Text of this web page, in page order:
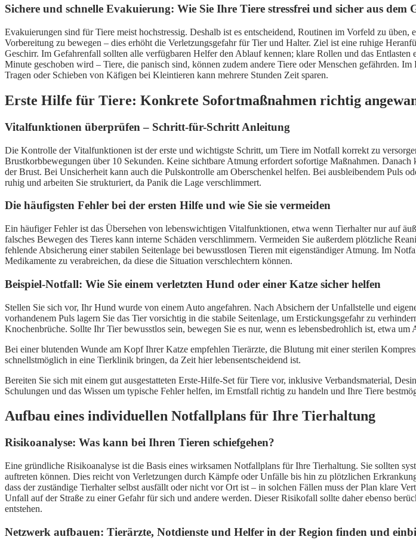
Sichere und schnelle Evakuierung: Wie Sie Ihre Tiere stressfrei und sicher aus dem
Evakuierungen sind für Tiere meist hochstressig. Deshalb ist es entscheidend, Routinen im Vorfeld zu
Vorbereitung zu bewegen – dies erhöht die Verletzungsgefahr für Tier und Halter. Ziel ist eine ruhige
Geschirr. Im Gefahrenfall sollten alle verfügbaren Helfer den Ablauf kennen; klare Rollen und das
Minute geschoben wird – Tiere, die panisch sind, können zudem andere Tiere oder Menschen gefährden.
Tragen oder Schieben von Käfigen bei Kleintieren kann mehrere Stunden Zeit sparen.
Erste Hilfe für Tiere: Konkrete Sofortmaßnahmen richtig
Vitalfunktionen überprüfen – Schritt-für-Schritt Anleitung
Die Kontrolle der Vitalfunktionen ist der erste und wichtigste Schritt, um Tiere im Notfall korrekt zu
Brustkorbbewegungen über 10 Sekunden. Keine sichtbare Atmung erfordert sofortige Maßnahmen.
der Brust. Bei Unsicherheit kann auch die Pulskontrolle am Oberschenkel helfen. Bei ausbleibendem
ruhig und arbeiten Sie strukturiert, da Panik die Lage verschlimmert.
Die häufigsten Fehler bei der ersten Hilfe und wie Sie sie vermeiden
Ein häufiger Fehler ist das Übersehen von lebenswichtigen Vitalfunktionen, etwa wenn Tierhalter nur auf
falsches Bewegen des Tieres kann interne Schäden verschlimmern. Vermeiden Sie außerdem plötzliche
fehlende Absicherung einer stabilen Seitenlage bei bewusstlosen Tieren mit eigenständiger Atmung. Im
Medikamente zu verabreichen, da diese die Situation verschlechtern können.
Beispiel-Notfall: Wie Sie einem verletzten Hund oder einer Katze sicher helfen
Stellen Sie sich vor, Ihr Hund wurde von einem Auto angefahren. Nach Absichern der Unfallstelle und
vorhandenem Puls lagern Sie das Tier vorsichtig in die stabile Seitenlage, um Erstickungsgefahr zu
Knochenbrüche. Sollte Ihr Tier bewusstlos sein, bewegen Sie es nur, wenn es lebensbedrohlich ist, etwa um
Bei einer blutenden Wunde am Kopf Ihrer Katze empfehlen Tierärzte, die Blutung mit einer sterilen
schnellstmöglich in eine Tierklinik bringen, da Zeit hier lebensentscheidend ist.
Bereiten Sie sich mit einem gut ausgestatteten Erste-Hilfe-Set für Tiere vor, inklusive Verbandsmaterial,
Schulungen und das Wissen um typische Fehler helfen, im Ernstfall richtig zu handeln und Ihre Tiere
Aufbau eines individuellen Notfallplans für Ihre Tierhaltung
Risikoanalyse: Was kann bei Ihren Tieren schiefgehen?
Eine gründliche Risikoanalyse ist die Basis eines wirksamen Notfallplans für Ihre Tierhaltung. Sie sollten
auftreten können. Dies reicht von Verletzungen durch Kämpfe oder Unfälle bis hin zu plötzlichen
dass der zuständige Tierhalter selbst ausfällt oder nicht vor Ort ist – in solchen Fällen muss der Plan klare
Unfall auf der Straße zu einer Gefahr für sich und andere werden. Dieser Risikofall sollte daher ebenso
entstehen.
Netzwerk aufbauen: Tierärzte, Notdienste und Helfer in der Region finden und